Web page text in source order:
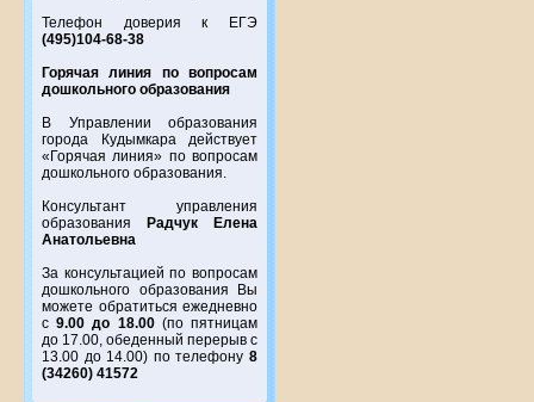
Телефон доверия к ЕГЭ
(495)104-68-38
Горячая линия по вопросам
дошкольного образования
В Управлении образования
города Кудымкара действует
«Горячая линия» по вопросам
дошкольного образования.
Консультант управления
образования
Радчук Елена
Анатольевна
За консультацией по вопросам
дошкольного образования Вы
можете обратиться ежедневно
с9.00 до 18.00(по пятницам
до 17.00, обеденный перерыв с
13.00 до 14.00) по телефону 8
(34260) 41572